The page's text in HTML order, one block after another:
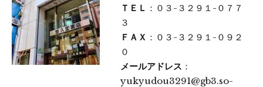
ＴＥＬ ：０３-３２９１-０７７
３
ＦＡＸ ：０３-３２９１-０９２
０
メールアドレス ：
yukyudou3291@gb3.so-